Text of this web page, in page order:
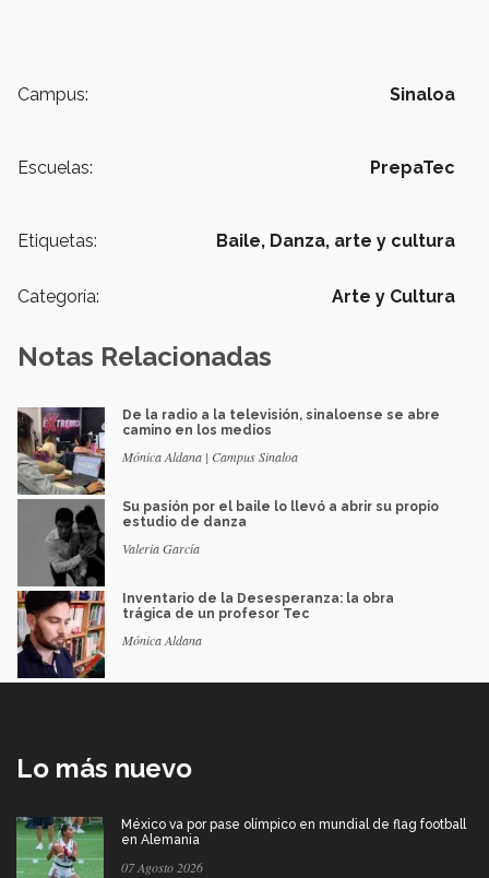
Campus: Sinaloa
Escuelas: PrepaTec
Etiquetas: Baile, Danza, arte y cultura
Categoría: Arte y Cultura
Notas Relacionadas
De la radio a la televisión, sinaloense se abre
camino en los medios
Mónica Aldana | Campus Sinaloa
Su pasión por el baile lo llevó a abrir su propio
estudio de danza
Valeria García
Inventario de la Desesperanza: la obra
trágica de un profesor Tec
Mónica Aldana
Lo más nuevo
México va por pase olímpico en mundial de flag football
en Alemania
07 Agosto 2026